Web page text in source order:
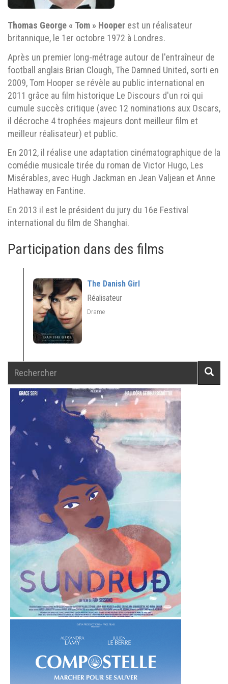
Thomas George « Tom » Hooper est un réalisateur
britannique, le 1er octobre 1972 à Londres.
Après un premier long-métrage autour de l'entraîneur de
football anglais Brian Clough, The Damned United, sorti en
2009, Tom Hooper se révèle au public international en
2011 grâce au film historique Le Discours d'un roi qui
cumule succès critique (avec 12 nominations aux Oscars,
il décroche 4 trophées majeurs dont meilleur film et
meilleur réalisateur) et public.
En 2012, il réalise une adaptation cinématographique de la
comédie musicale tirée du roman de Victor Hugo, Les
Misérables, avec Hugh Jackman en Jean Valjean et Anne
Hathaway en Fantine.
En 2013 il est le président du jury du 16e Festival
international du film de Shanghai.
Participation dans des films
The Danish Girl
Réalisateur
Drame